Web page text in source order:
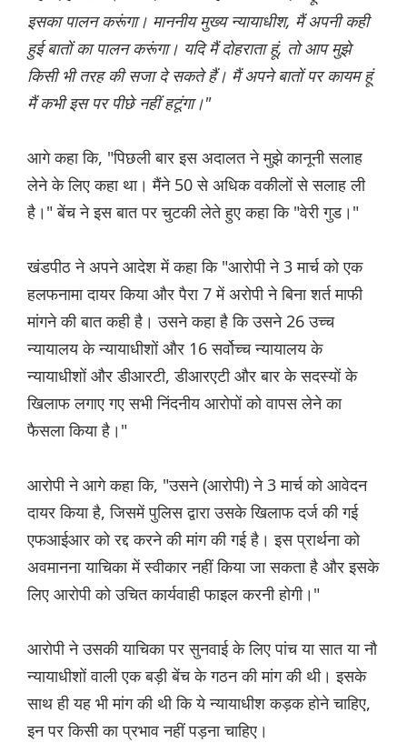
इसका पालन करूंगा। माननीय मुख्य न्यायाधीश, मैं अपनी कही
हुई बातों का पालन करूंगा। यदि मैं दोहराता हूं, तो आप मुझे
किसी भी तरह की सजा दे सकते हैं। मैं अपने बातों पर कायम हूं
मैं कभी इस पर पीछे नहीं हटूंगा।"
आगे कहा कि, "पिछली बार इस अदालत ने मुझे कानूनी सलाह
लेने के लिए कहा था। मैंने 50 से अधिक वकीलों से सलाह ली
है।" बेंच ने इस बात पर चुटकी लेते हुए कहा कि "वेरी गुड।"
खंडपीठ ने अपने आदेश में कहा कि "आरोपी ने 3 मार्च को एक
हलफनामा दायर किया और पैरा 7 में अरोपी ने बिना शर्त माफी
मांगने की बात कही है। उसने कहा है कि उसने 26 उच्च
न्यायालय के न्यायाधीशों और 16 सर्वोच्च न्यायालय के
न्यायाधीशों और डीआरटी, डीआरएटी और बार के सदस्यों के
खिलाफ लगाए गए सभी निंदनीय आरोपों को वापस लेने का
फैसला किया है।"
आरोपी ने आगे कहा कि, "उसने (आरोपी) ने 3 मार्च को आवेदन
दायर किया है, जिसमें पुलिस द्वारा उसके खिलाफ दर्ज की गई
एफआईआर को रद्द करने की मांग की गई है। इस प्रार्थना को
अवमानना याचिका में स्वीकार नहीं किया जा सकता है और इसके
लिए आरोपी को उचित कार्यवाही फाइल करनी होगी।"
आरोपी ने उसकी याचिका पर सुनवाई के लिए पांच या सात या नौ
न्यायाधीशों वाली एक बड़ी बेंच के गठन की मांग की थी। इसके
साथ ही यह भी मांग की थी कि ये न्यायाधीश कड़क होने चाहिए,
इन पर किसी का प्रभाव नहीं पड़ना चाहिए।